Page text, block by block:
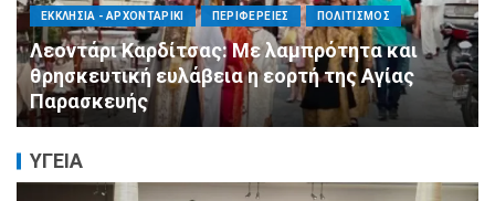
ΑΓΙΟΣ ΔΗΜΗΤΡΙΟΣ ΠΟΛΙΤΙΣΜΟΣ ΣΥΛΛΟΓΟΙ - ΕΝΩΣΕΙΣ
Η Εθελοντική Δράση Αγίου Δημητρίου στο
πλευρό των πυρόπληκτων συμπολιτών μας
ΥΓΕΙΑ